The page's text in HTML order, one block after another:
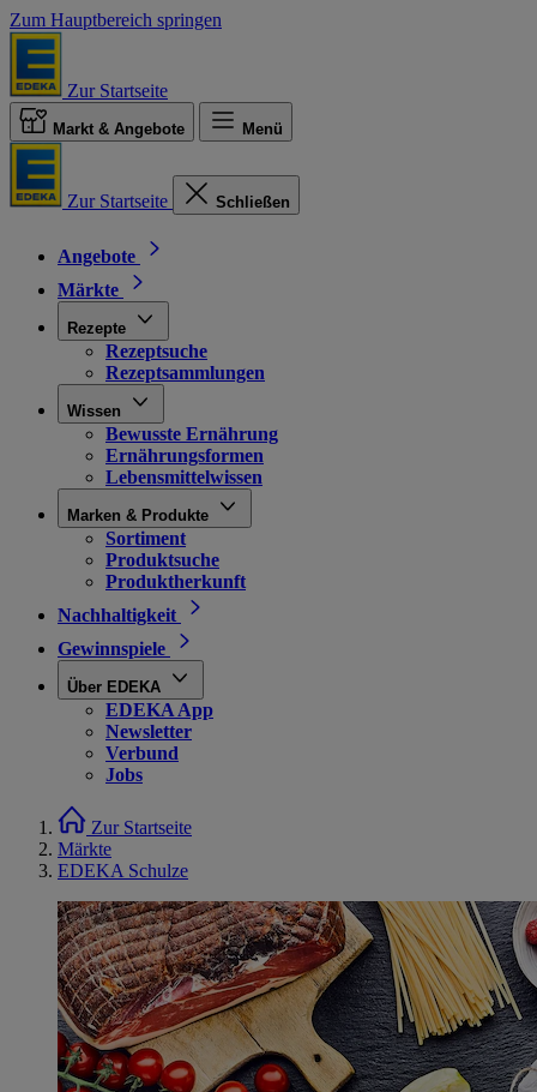
Zum Hauptbereich springen
Zur Startseite
Markt & Angebote Menü
Zur Startseite Schließen
Angebote
Märkte
Rezepte
Rezeptsuche
Rezeptsammlungen
Wissen
Bewusste Ernährung
Ernährungsformen
Lebensmittelwissen
Marken & Produkte
Sortiment
Produktsuche
Produktherkunft
Nachhaltigkeit
Gewinnspiele
Über EDEKA
EDEKA App
Newsletter
Verbund
Jobs
Zur Startseite
Märkte
EDEKA Schulze